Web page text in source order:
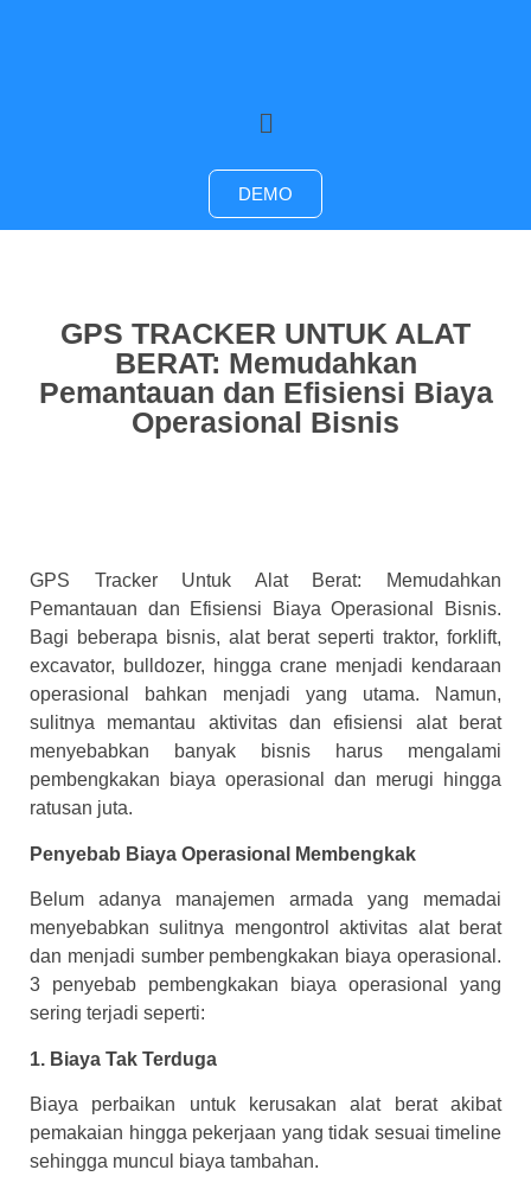
DEMO
GPS TRACKER UNTUK ALAT
BERAT: Memudahkan
Pemantauan dan Efisiensi Biaya
Operasional Bisnis
GPS Tracker Untuk Alat Berat: Memudahkan
Pemantauan dan Efisiensi Biaya Operasional Bisnis.
Bagi beberapa bisnis, alat berat seperti traktor, forklift,
excavator, bulldozer, hingga crane menjadi kendaraan
operasional bahkan menjadi yang utama. Namun,
sulitnya memantau aktivitas dan efisiensi alat berat
menyebabkan banyak bisnis harus mengalami
pembengkakan biaya operasional dan merugi hingga
ratusan juta.
Penyebab Biaya Operasional Membengkak
Belum adanya manajemen armada yang memadai
menyebabkan sulitnya mengontrol aktivitas alat berat
dan menjadi sumber pembengkakan biaya operasional.
3 penyebab pembengkakan biaya operasional yang
sering terjadi seperti:
1. Biaya Tak Terduga
Biaya perbaikan untuk kerusakan alat berat akibat
pemakaian hingga pekerjaan yang tidak sesuai timeline
sehingga muncul biaya tambahan.